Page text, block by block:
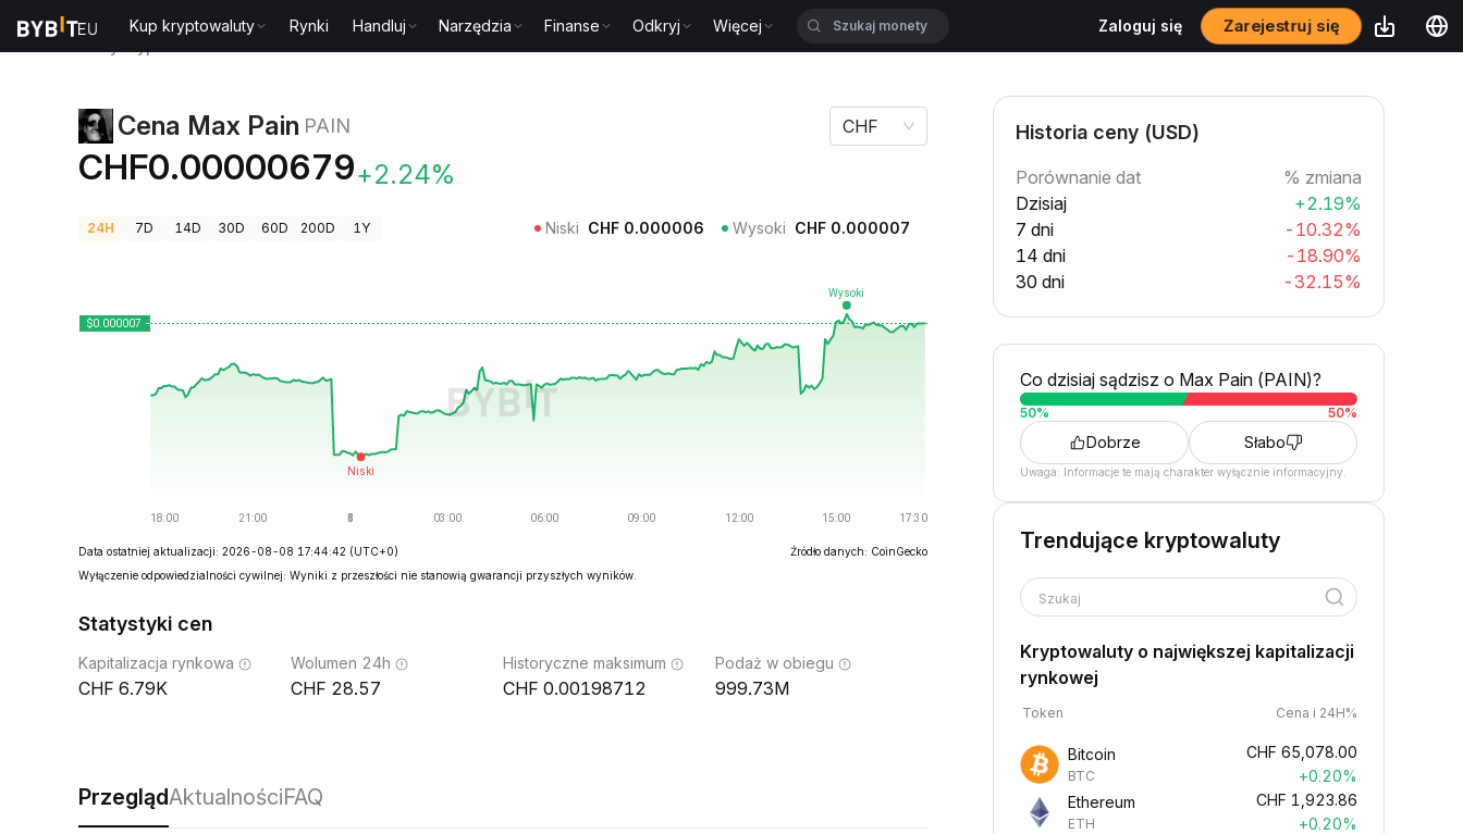
Kup kryptowaluty Rynki Handluj Narzędzia Finanse Odkryj Więcej Zaloguj się Zarejestruj się
Cena Max Pain PAIN
CHF0.00000679+2.24%
CHF
24H 7D 14D 30D 60D 200D 1Y Niski CHF 0.000006 Wysoki CHF 0.000007
Data ostatniej aktualizacji: 2026-08-08 17:44:42 (UTC+0)
Źródło danych: CoinGecko
Wyłączenie odpowiedzialności cywilnej: Wyniki z przeszłości nie stanowią gwarancji przyszłych wyników.
Statystyki cen
Kapitalizacja rynkowa
6.79K
Wolumen 24h
28.57
Historyczne maksimum
0.00198712
Podaż w obiegu
999.73M
PrzeglądAktualnościFAQ
Historia ceny (USD)
Porównanie dat
% zmiana
Dzisiaj
+2.19%
7 dni
-10.32%
14 dni
-18.90%
30 dni
-32.15%
Co dzisiaj sądzisz o Max Pain (PAIN)?
50% 50%
Dobrze Słabo
Uwaga: Informacje te mają charakter wyłącznie informacyjny.
Trendujące kryptowaluty
Szukaj
Kryptowaluty o największej kapitalizacji
rynkowej
Token Cena i 24H%
Bitcoin
BTC
CHF 65,078.00
+0.20%
Ethereum
ETH
CHF 1,923.86
+0.20%